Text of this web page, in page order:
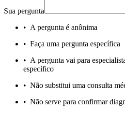
Sua pergunta
• A pergunta é anônima
• Faça uma pergunta específica
• A pergunta vai para
específico
• Não substitui uma consulta
• Não serve para confirmar